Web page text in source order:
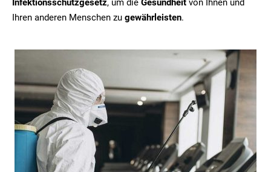
Infektionsschutzgesetz, um die Gesundheit von Ihnen und
Ihren anderen Menschen zu gewährleisten.